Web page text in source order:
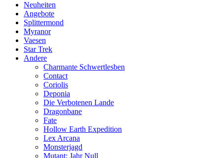
Neuheiten
Angebote
Splittermond
Myranor
Vaesen
Star Trek
Andere
Charmante Schwertlesben
Contact
Coriolis
Deponia
Die Verbotenen Lande
Dragonbane
Fate
Hollow Earth Expedition
Lex Arcana
Monsterjagd
Mutant: Jahr Null